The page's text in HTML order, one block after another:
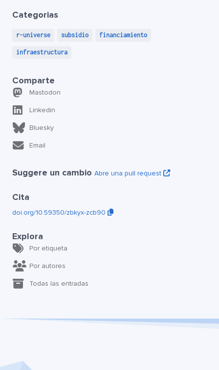
Categorias
r-universe subsidio financiamiento
infraestructura
Comparte
Mastodon
Linkedin
Bluesky
Email
Suggere un cambio Abre una pull request
Cita
doi.org/10.59350/zbkyx-zcb90
Explora
Por etiqueta
Por autores
Todas las entradas